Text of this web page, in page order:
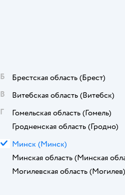
Б Брестская область (Брест)
В
Витебская область (Витебск)
Г
Гомельская область (Гомель)
Гродненская область (Гродно)
М Минск (Минск)
Минская область (Минская
Могилевская область (Могилев)